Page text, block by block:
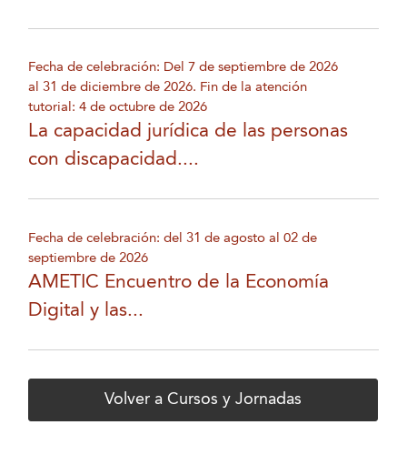
Fecha de celebración: Del 7 de septiembre de 2026
al 31 de diciembre de 2026. Fin de la atención
tutorial: 4 de octubre de 2026
La capacidad jurídica de las personas
con discapacidad....
Fecha de celebración: del 31 de agosto al 02 de
septiembre de 2026
AMETIC Encuentro de la Economía
Digital y las...
Volver a Cursos y Jornadas